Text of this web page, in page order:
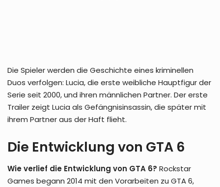
Die Spieler werden die Geschichte eines kriminellen
Duos verfolgen: Lucia, die erste weibliche Hauptfigur der
Serie seit 2000, und ihren männlichen Partner. Der erste
Trailer zeigt Lucia als Gefängnisinsassin, die später mit
ihrem Partner aus der Haft flieht.
Die Entwicklung von GTA 6
Wie verlief die Entwicklung von GTA 6? Rockstar
Games begann 2014 mit den Vorarbeiten zu GTA 6,